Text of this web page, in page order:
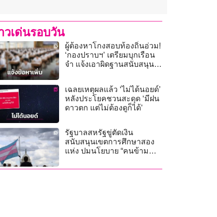
วเด่นรอบวัน
ผู้ต้องหาโกงสอบท้องถิ่นอ่วม!
‘กองปราบฯ’ เตรียมบุกเรือน
จำ แจ้งเอาผิดฐานสนับสนุน
เฉลยเหตุผลแล้ว ‘ไม่ได้นอยด์’
หลังประโยคชวนสะดุด ‘มีฝน
ดาวตก แต่ไม่ต้องดูก็ได้’
รัฐบาลสหรัฐขู่ตัดเงิน
สนับสนุนเขตการศึกษาสอง
แห่ง ปมนโยบาย “คนข้าม